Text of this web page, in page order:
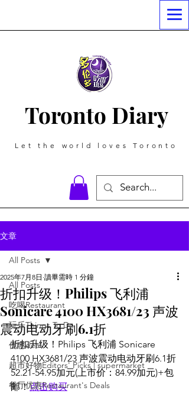
Toronto Diary
Let the world loves Toronto
文章
All Posts
吃喝Restaurant
玩乐Things To Do
优惠deal
超市好物Editors' Picks | supermarket
餐厅优惠Restaurant's Deals
All Posts
折扣升级！Philips 飞利浦
Sonicare 4100 HX3681/23 声波
震动电动牙刷6.1折
2025年7月8日 讀畢需時 1 分鐘
折扣升级！Philips 飞利浦 Sonicare
4100 HX3681/23 声波震动电动牙刷6.1折
52.21-54.95加元(上市价：84.99加元)+包
邮！点击购买